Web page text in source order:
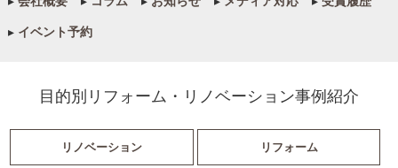
▸イベント予約
目的別リフォーム・リノベーション事例紹介
リノベーション リフォーム